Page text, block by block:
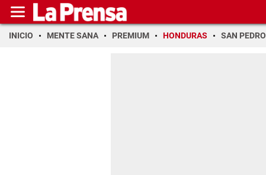
INICIO MENTE SANA PREMIUM HONDURAS SAN PEDRO